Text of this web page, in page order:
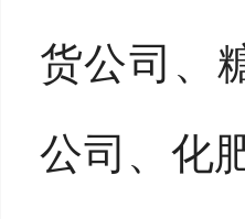
货公司、
公司、化